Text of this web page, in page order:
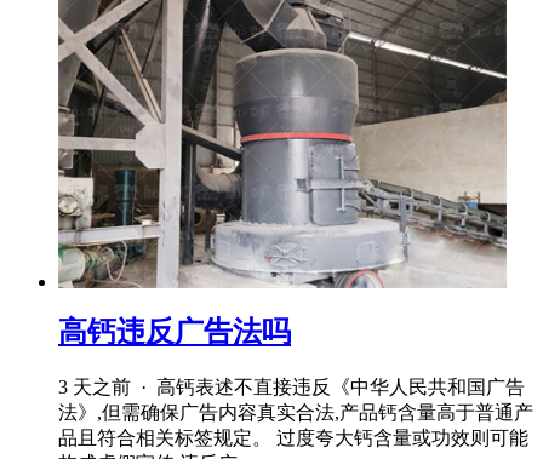
高钙违反广告法吗
3 天之前 · 高钙表述不直接违反《中华人民共和国广告
法》,但需确保广告内容真实合法,产品钙含量高于普通产
品且符合相关标签规定。 过度夸大钙含量或功效则可能